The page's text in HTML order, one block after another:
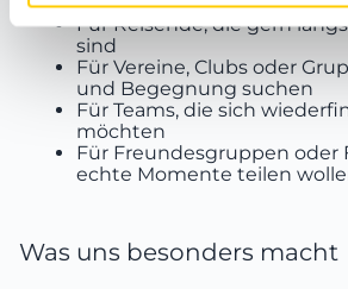
Für Reisende, die gern
sind
Für Vereine, Clubs oder
und Begegnung suchen
Für Teams, die sich
möchten
Für Freundesgruppen oder
echte Momente teilen
Was uns besonders macht